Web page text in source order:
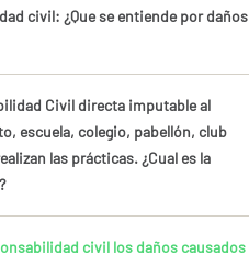
civil: ¿Que se entiende por daños
Civil directa imputable al
escuela, colegio, pabellón, club
las prácticas. ¿Cual es la
civil los daños causados